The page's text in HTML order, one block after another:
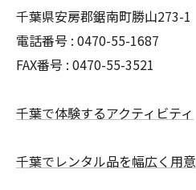
千葉県安房郡鋸南町勝山273-1
電話番号 : 0470-55-1687
FAX番号 : 0470-55-3521
千葉で体験するアクティビティ
千葉でレンタル品を幅広く用意